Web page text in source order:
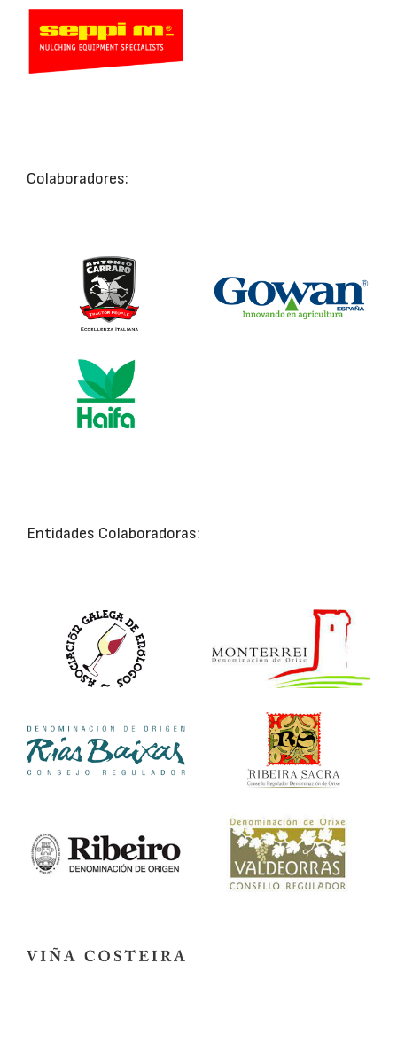
Colaboradores:
Entidades Colaboradoras: